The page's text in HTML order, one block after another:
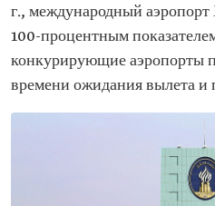
г., международный аэропорт
100-процентным
конкурирующие аэропорты
времени ожидания вылета и